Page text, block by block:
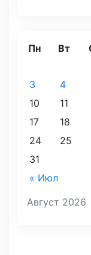
Август 2026
Пн Вт
« Июл
3
4
10
11
17
18
24
25
31